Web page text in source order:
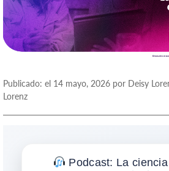
Publicado: el 14 mayo, 2026 por Deisy
Lorenz
Podcast: La